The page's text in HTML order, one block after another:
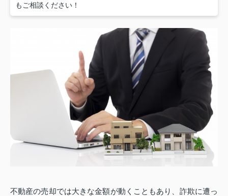
もご相談ください！
不動産の売却では大きな金額が動くこともあり、詐欺に遭っ